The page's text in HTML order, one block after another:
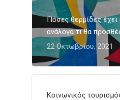
Πόσες θερμίδες
ανάλογα τι θα
22 Οκτωβρίου, 2021
Κοινωνικός